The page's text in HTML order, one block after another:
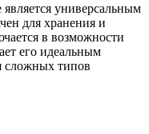
универсальным
для хранения и
в возможности
его идеальным
сложных типов